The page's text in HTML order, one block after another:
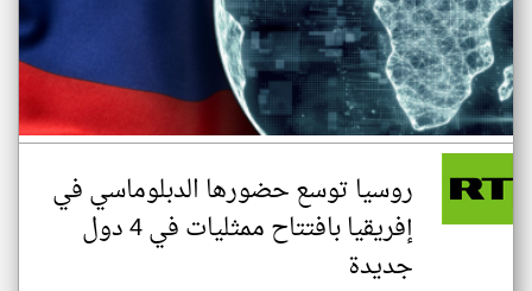
روسيا توسع حضورها الدبلوماسي في
إفريقيا بافتتاح ممثليات في 4 دول
جديدة